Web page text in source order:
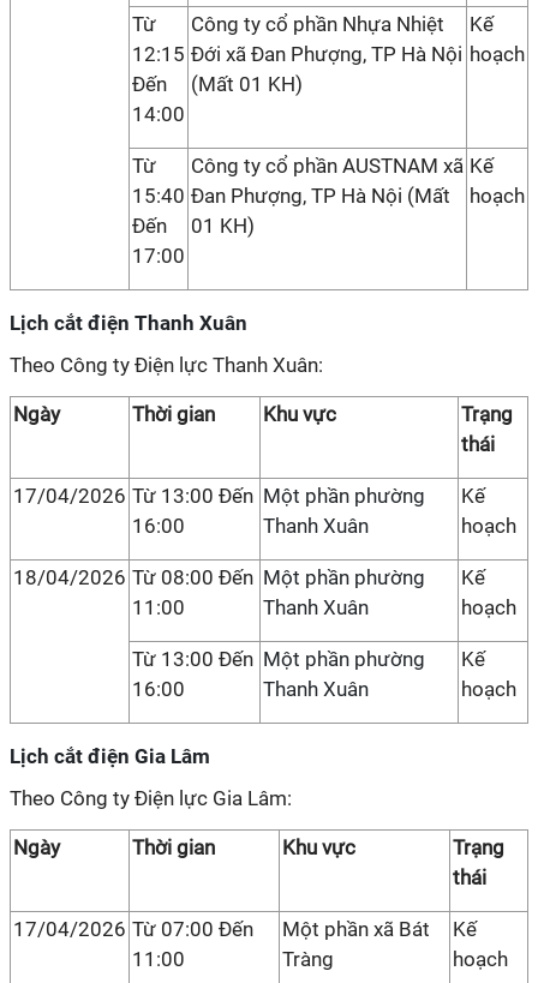
Từ
12:15
Đến
14:00
Công ty cổ phần Nhựa Nhiệt
Đới xã Đan Phượng, TP Hà Nội
(Mất 01 KH)
Kế
hoạch
Từ
15:40
Đến
17:00
Công ty cổ phần AUSTNAM xã
Đan Phượng, TP Hà Nội (Mất
01 KH)
Kế
hoạch
Lịch cắt điện Thanh Xuân
Theo Công ty Điện lực Thanh Xuân:
Ngày Thời gian Khu vực
Trạng
thái
17/04/2026 Từ 13:00 Đến
16:00
Một phần phường
Thanh Xuân
Kế
hoạch
18/04/2026 Từ 08:00 Đến
11:00
Một phần phường
Thanh Xuân
Kế
hoạch
Từ 13:00 Đến
16:00
Một phần phường
Thanh Xuân
Kế
hoạch
Lịch cắt điện Gia Lâm
Theo Công ty Điện lực Gia Lâm:
Ngày Thời gian Khu vực
Trạng
thái
17/04/2026 Từ 07:00 Đến
11:00
Một phần xã Bát
Tràng
Kế
hoạch